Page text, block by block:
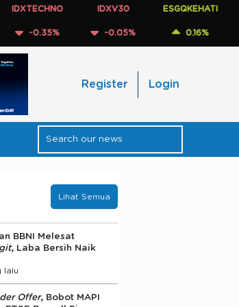
-0.35%
IDXV30
-0.05%
ESGQKEHATI
0.16%
Register Login
Lihat Semua
BBNI Melesat
, Laba Bersih Naik
lalu
Offer, Bobot MAPI